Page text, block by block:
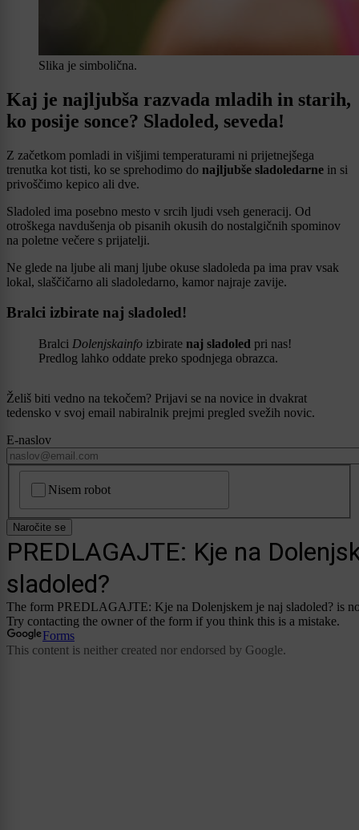
Slika je simbolična.
Kaj je najljubša razvada mladih in starih,
ko posije sonce? Sladoled, seveda!
Z začetkom pomladi in višjimi temperaturami ni prijetnejšega
trenutka kot tisti, ko se sprehodimo do najljubše sladoledarne in si
privoščimo kepico ali dve.
Sladoled ima posebno mesto v srcih ljudi vseh generacij. Od
otroškega navdušenja ob pisanih okusih do nostalgičnih spominov
na poletne večere s prijatelji.
Ne glede na ljube ali manj ljube okuse sladoleda pa ima prav vsak
lokal, slaščičarno ali sladoledarno, kamor najraje zavije.
Bralci izbirate naj sladoled!
Bralci Dolenjskainfo izbirate naj sladoled pri nas!
Predlog lahko oddate preko spodnjega obrazca.
Želiš biti vedno na tekočem? Prijavi se na novice in dvakrat
tedensko v svoj email nabiralnik prejmi pregled svežih novic.
E-naslov
Nisem robot
Naročite se